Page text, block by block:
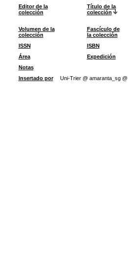
Editor de la
colección
Título de la
colección
Volumen de la
colección
Fascículo de
la colección
ISSN
ISBN
Área
Expedición
Notas
Insertado por
Uni-Trier @ amaranta_sg @